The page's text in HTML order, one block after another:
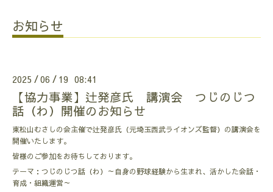
お知らせ
2025 /06 / 19 08:41
【協力事業】辻発彦氏 講演会 つじのじつ
話（わ）開催のお知らせ
東松山むさしの会主催で辻発彦氏（元埼玉西武ライオンズ監督）の講演会を
開催いたします。
皆様のご参加をお待ちしております。
テーマ：つじのじつ話（わ）～自身の野球経験から生まれ、活かした会話・
育成・組織運営～